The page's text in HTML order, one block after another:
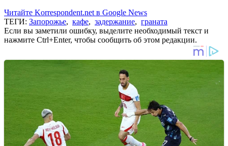
Читайте Korrespondent.net в Google News
ТЕГИ: Запорожье, кафе, задержание, граната
Если вы заметили ошибку, выделите необходимый текст и
нажмите Ctrl+Enter, чтобы сообщить об этом редакции.